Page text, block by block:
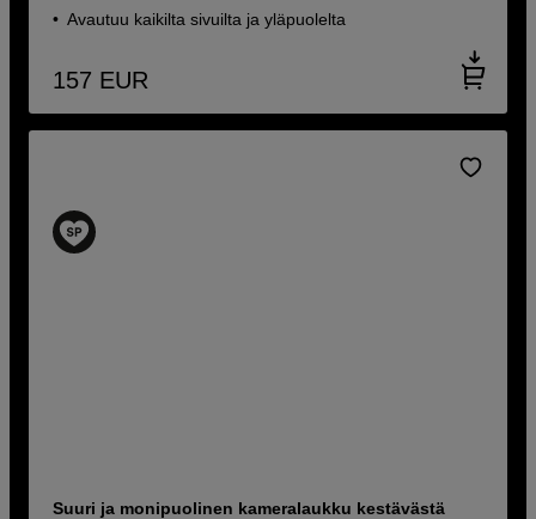
Avautuu kaikilta sivuilta ja yläpuolelta
157 EUR
Suuri ja monipuolinen kameralaukku kestävästä